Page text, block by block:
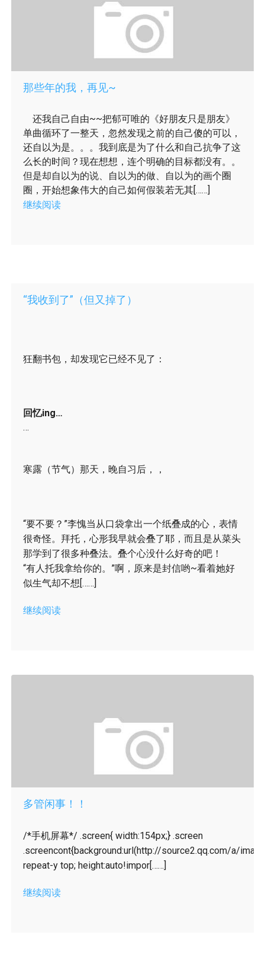
那些年的我，再见~
还我自己自由~~把郁可唯的《好朋友只是朋友》
单曲循环了一整天，忽然发现之前的自己傻的可以，
还自以为是。。。我到底是为了什么和自己抗争了这
么长的时间？现在想想，连个明确的目标都没有。。
但是却自以为的说、自以为的做、自以为的画个圈
圈，开始想象伟大的自己如何假装若无其[……]
继续阅读
“我收到了”（但又掉了）
狂翻书包，却发现它已经不见了：
回忆ing…
…
寒露（节气）那天，晚自习后，，
“要不要？”李愧当从口袋拿出一个纸叠成的心，表情
很奇怪。拜托，心形我早就会叠了耶，而且是从菜头
那学到了很多种叠法。叠个心没什么好奇的吧！
“有人托我拿给你的。”啊，原来是封信哟~看着她好
似生气却不想[……]
继续阅读
多管闲事！！
/*手机屏幕*/ .screen{ width:154px;} .screen
.screencont{background:url(http://source2.qq.com/a/
repeat-y top; height:auto!impor[……]
继续阅读